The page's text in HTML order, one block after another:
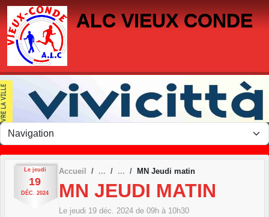
ALC VIEUX CONDE
Le jeudi
19
DÉC. 2024
Accueil MN Jeudi matin
MN JEUDI MATIN
Le jeudi 19 déc. 2024 de 09h à 10h30
Panneau de gestion des cookies